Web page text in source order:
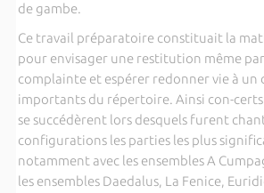
de gambe.
Ce travail préparatoire constituait la
pour envisager une restitution même
complainte et espérer redonner vie à un
importants du répertoire. Ainsi con-
se succédèrent lors desquels furent
configurations les parties les plus
notamment avec les ensembles A
les ensembles Daedalus, La Fenice,